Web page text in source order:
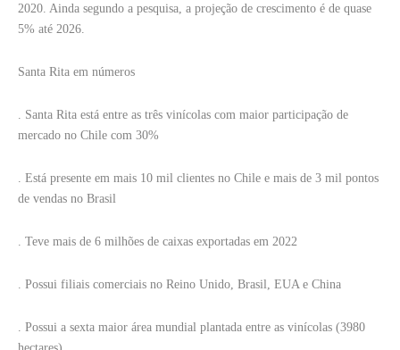
2020. Ainda segundo a pesquisa, a projeção de crescimento é de quase
5% até 2026.
Santa Rita em números
. Santa Rita está entre as três vinícolas com maior participação de
mercado no Chile com 30%
. Está presente em mais 10 mil clientes no Chile e mais de 3 mil pontos
de vendas no Brasil
. Teve mais de 6 milhões de caixas exportadas em 2022
. Possui filiais comerciais no Reino Unido, Brasil, EUA e China
. Possui a sexta maior área mundial plantada entre as vinícolas (3980